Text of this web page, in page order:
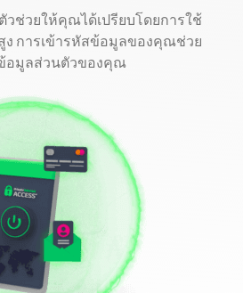
วช่วยให้คุณได้เปรียบโดยการใช้
การเข้ารหัสข้อมูลของคุณช่วย
อมูลส่วนตัวของคุณ